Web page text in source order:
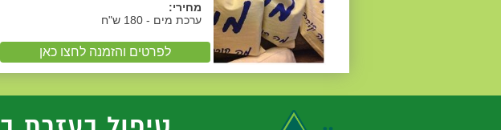
לפרטים והזמנה לחצו כאן
מחירי:
ערכת מים - 180 ש"ח